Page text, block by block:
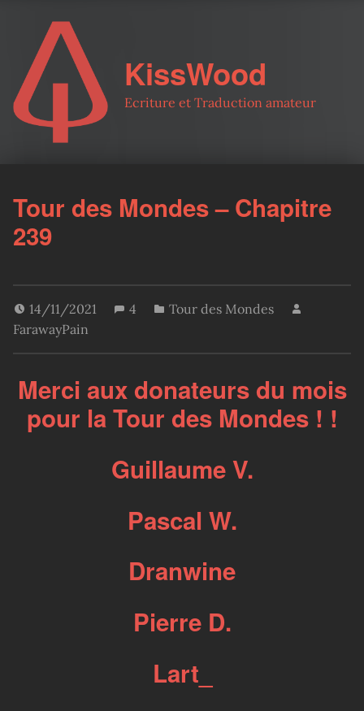
KissWood
Ecriture et Traduction amateur
Tour des Mondes – Chapitre
239
14/11/2021 4
Tour des Mondes
FarawayPain
Merci aux donateurs du mois
pour la Tour des Mondes ! !
Guillaume V.
Pascal W.
Dranwine
Pierre D.
Lart_